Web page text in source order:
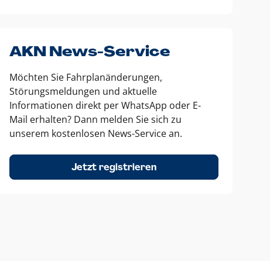
AKN News-Service
Möchten Sie Fahrplanänderungen,
Störungsmeldungen und aktuelle
Informationen direkt per WhatsApp oder E-
Mail erhalten? Dann melden Sie sich zu
unserem kostenlosen News-Service an.
Jetzt registrieren